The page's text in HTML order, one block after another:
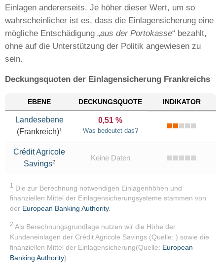
Einlagen andererseits. Je höher dieser Wert, um so
wahrscheinlicher ist es, dass die Einlagensicherung eine
mögliche Entschädigung „aus der Portokasse“ bezahlt,
ohne auf die Unterstützung der Politik angewiesen zu
sein.
Deckungsquoten der Einlagensicherung Frankreichs
EBENE DECKUNGSQUOTE INDIKATOR
Landesebene
(Frankreich)1
0,51 %
Was bedeutet das?
Crédit Agricole
Savings2 Keine Daten
1
Die zur Berechnung notwendigen Einlagenhöhen und
finanziellen Mittel der Einlagensicherungsysteme stammen von
der European Banking Authority.
2 Als Berechnungsgrundlage nutzen wir die Höhe der
Kundeneinlagen der Crédit Agricole Savings (Quelle: ) sowie die
finanziellen Mittel der Einlagensicherung(Quelle: European
Banking Authority).